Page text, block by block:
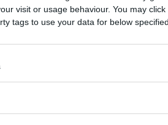
visit or usage behaviour. You may
tags to use your data for below